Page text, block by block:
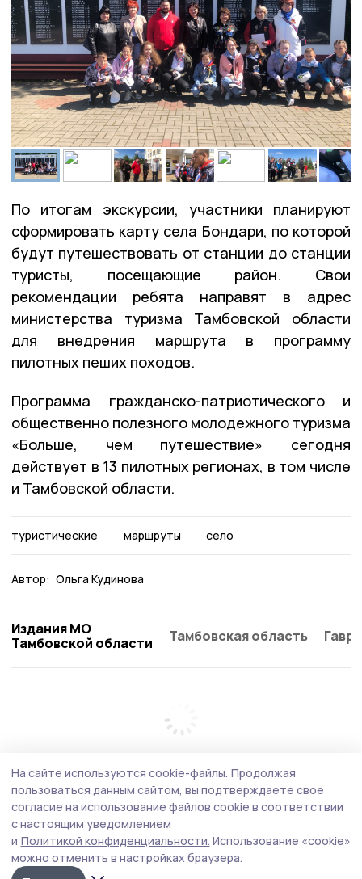
По итогам экскурсии, участники планируют
сформировать карту села Бондари, по которой
будут путешествовать от станции до станции
туристы, посещающие район. Свои
рекомендации ребята направят в адрес
министерства туризма Тамбовской области
для внедрения маршрута в программу
пилотных пеших походов.
Программа гражданско-патриотического и
общественно полезного молодежного туризма
«Больше, чем путешествие» сегодня
действует в 13 пилотных регионах, в том числе
и Тамбовской области.
туристические маршруты село
Автор: Ольга Кудинова
Издания МО
Тамбовской области
Тамбовская область
На сайте используются cookie-файлы. Продолжая
пользоваться данным сайтом, вы подтверждаете свое
согласие на использование файлов cookie в соответствии
с настоящим уведомлением
и Политикой конфиденциальности. Использование «cookie»
можно отменить в настройках браузера.